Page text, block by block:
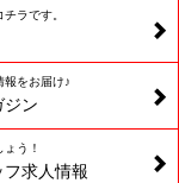
ラです。
報をお届け♪
ジン
う！
フ求人情報